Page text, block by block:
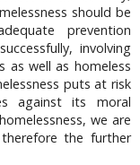
should be
prevention
involving
as well as homeless
puts at risk
against its moral
we are
the further